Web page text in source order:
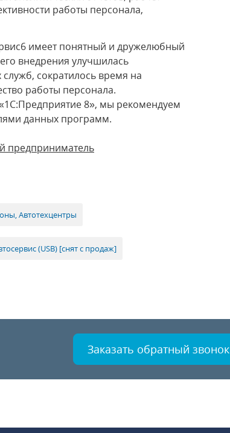
работы персонала,
имеет понятный и дружелюбный
внедрения улучшилась
сократилось время на
работы персонала.
8», мы рекомендуем
данных программ.
предприниматель
Автотехцентры
(USB) [снят с продаж]
Заказать обратный звонок